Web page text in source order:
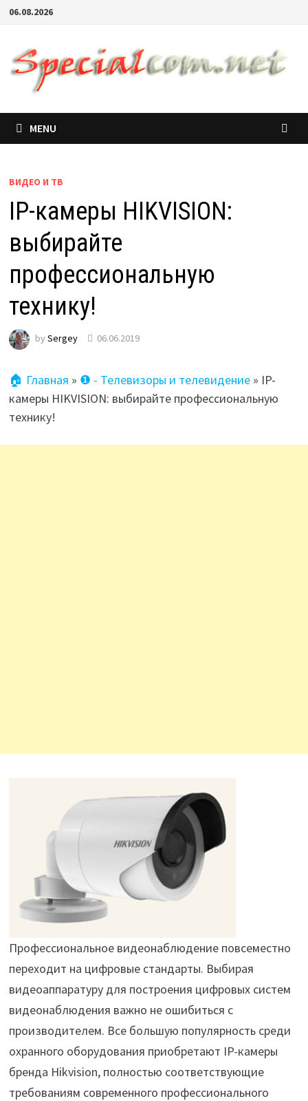
06.08.2026
MENU
ВИДЕО И ТВ
IP-камеры HIKVISION:
выбирайте
профессиональную
технику!
by Sergey 06.06.2019
🏠 Главная » ❶ - Телевизоры и телевидение» IP-
камеры HIKVISION: выбирайте профессиональную
технику!
Профессиональное видеонаблюдение повсеместно
переходит на цифровые стандарты. Выбирая
видеоаппаратуру для построения цифровых систем
видеонаблюдения важно не ошибиться с
производителем. Все большую популярность среди
охранного оборудования приобретают IP-камеры
бренда Hikvision, полностью соответствующие
требованиям современного профессионального